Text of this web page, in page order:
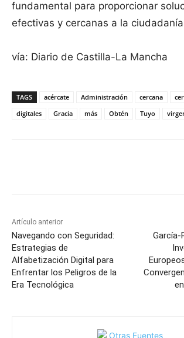
fundamental para proporcionar
efectivas y cercanas a la
vía: Diario de Castilla-La Mancha
TAGS acércate Administración cercana
digitales
Gracia más Obtén Tuyo
Artículo anterior
Navegando con Seguridad:
Estrategias de
Alfabetización Digital para
Enfrentar los Peligros de la
Era Tecnológica
García-